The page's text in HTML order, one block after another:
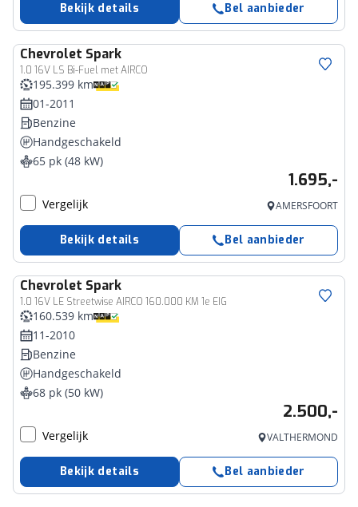
Bekijk details Bel aanbieder
Chevrolet Spark
1.0 16V LS Bi-Fuel met AIRCO
195.399 km
01-2011
Benzine
Handgeschakeld
65 pk (48 kW)
1.695,-
Vergelijk AMERSFOORT
Bekijk details Bel aanbieder
Chevrolet Spark
1.0 16V LE Streetwise AIRCO 160.000 KM 1e EIG
160.539 km
11-2010
Benzine
Handgeschakeld
68 pk (50 kW)
2.500,-
Vergelijk VALTHERMOND
Bekijk details Bel aanbieder